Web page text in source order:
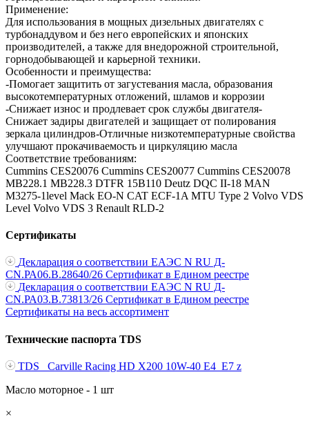
Применение:
Для использования в мощных дизельных двигателях с
турбонаддувом и без него европейских и японских
производителей, а также для внедорожной строительной,
горнодобывающей и карьерной техники.
Особенности и преимущества:
-Помогает защитить от загустевания масла, образования
высокотемпературных отложений, шламов и коррозии
-Снижает износ и продлевает срок службы двигателя-
Снижает задиры двигателей и защищает от полирования
зеркала цилиндров-Отличные низкотемпературные свойства
улучшают прокачиваемость и циркуляцию масла
Соответствие требованиям:
Cummins CES20076 Cummins CES20077 Cummins CES20078
MB228.1 MB228.3 DTFR 15B110 Deutz DQC II-18 MAN
M3275-1level Mack EO-N CAT ECF-1A MTU Type 2 Volvo VDS
Level Volvo VDS 3 Renault RLD-2
Сертификаты
Декларация о соответствии ЕАЭС N RU Д-
CN.РА06.В.28640/26 Сертификат в Едином реестре
Декларация о соответствии ЕАЭС N RU Д-
CN.РА03.В.73813/26 Сертификат в Едином реестре
Сертификаты на весь ассортимент
Технические паспорта TDS
TDS _Carville Racing HD X200 10W-40 E4_E7 z
Масло моторное - 1 шт
×